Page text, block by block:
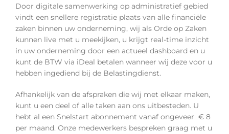
Door digitale samenwerking op administratief gebied
vindt een snellere registratie plaats van alle financiële
zaken binnen uw onderneming, wij als Orde op Zaken
kunnen live met u meekijken, u krijgt real-time inzicht
in uw onderneming door een actueel dashboard en u
kunt de BTW via iDeal betalen wanneer wij deze voor u
hebben ingediend bij de Belastingdienst.
Afhankelijk van de afspraken die wij met elkaar maken,
kunt u een deel of alle taken aan ons uitbesteden. U
hebt al een Snelstart abonnement vanaf ongeveer € 8
per maand. Onze medewerkers bespreken graag met u